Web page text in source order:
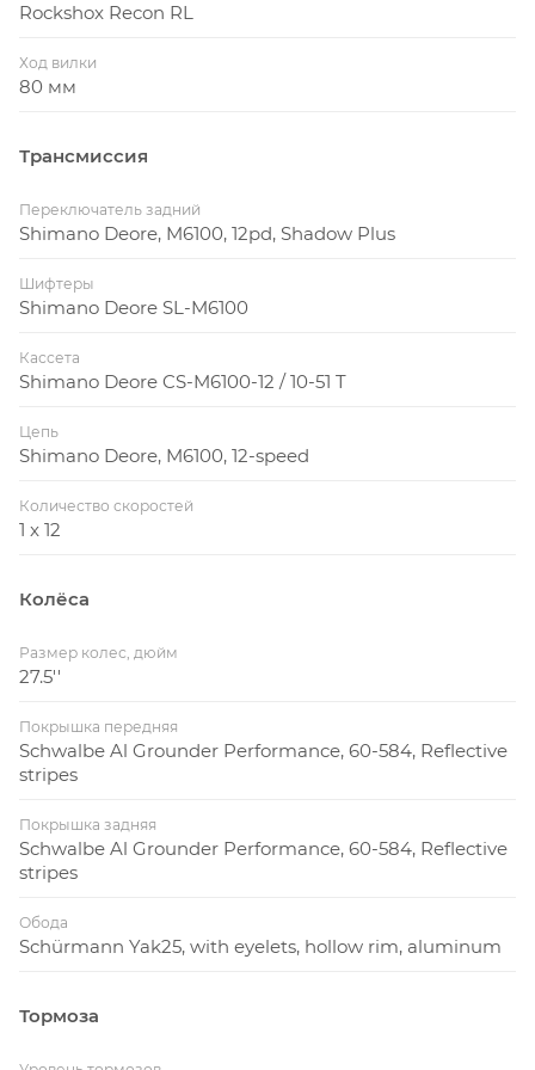
Rockshox Recon RL
Ход вилки
80 мм
Трансмиссия
Переключатель задний
Shimano Deore, M6100, 12pd, Shadow Plus
Шифтеры
Shimano Deore SL-M6100
Кассета
Shimano Deore CS-M6100-12 / 10-51 T
Цепь
Shimano Deore, M6100, 12-speed
Количество скоростей
1 x 12
Колёса
Размер колес, дюйм
27.5''
Покрышка передняя
Schwalbe Al Grounder Performance, 60-584, Reflective
stripes
Покрышка задняя
Schwalbe Al Grounder Performance, 60-584, Reflective
stripes
Обода
Schürmann Yak25, with eyelets, hollow rim, aluminum
Тормоза